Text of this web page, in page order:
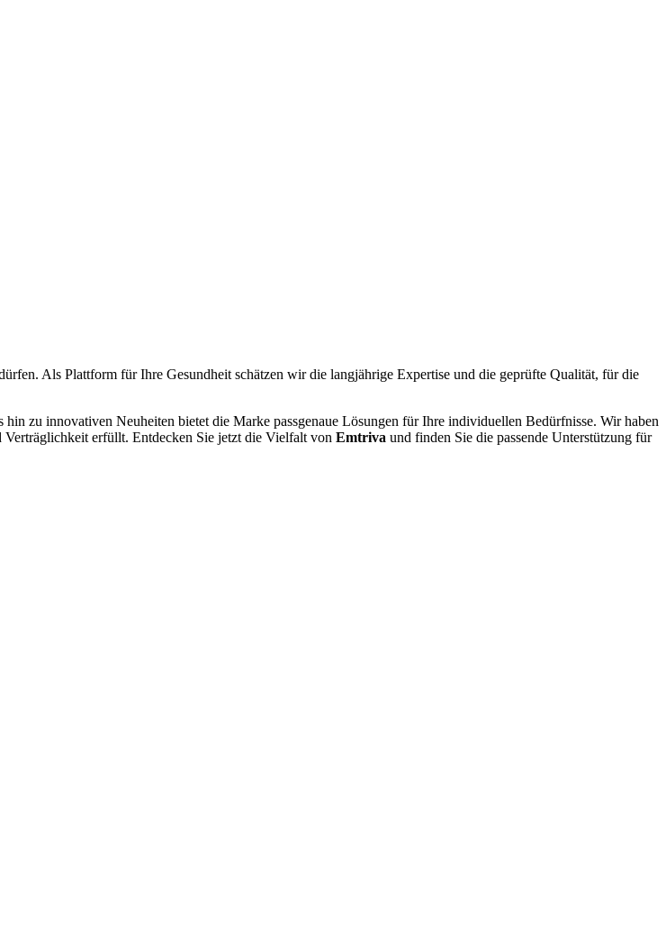
Als Plattform für Ihre Gesundheit schätzen wir die langjährige Expertise und die geprüfte Qualität, für die
zu innovativen Neuheiten bietet die Marke passgenaue Lösungen für Ihre individuellen Bedürfnisse. Wir haben
erfüllt. Entdecken Sie jetzt die Vielfalt von Emtriva und finden Sie die passende Unterstützung für